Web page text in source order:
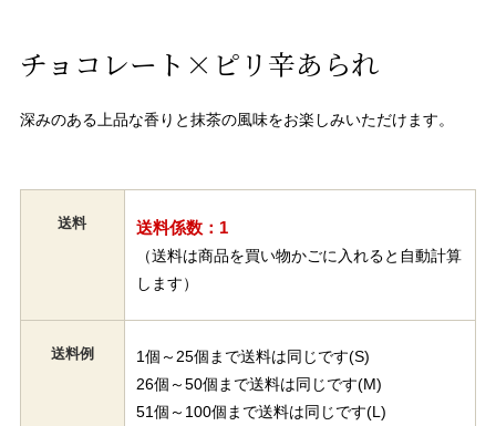
チョコレート×ピリ辛あられ
深みのある上品な香りと抹茶の風味をお楽しみいただけます。
送料 送料係数：1
（送料は商品を買い物かごに入れると自動計算
します）
送料例
1個～25個まで送料は同じです(S)
26個～50個まで送料は同じです(M)
51個～100個まで送料は同じです(L)